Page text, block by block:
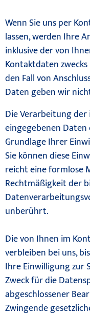
Wenn Sie uns per
lassen, werden Ihre
inklusive der von
Kontaktdaten
den Fall von
Daten geben wir
Die Verarbeitung
eingegebenen
Grundlage Ihrer
Sie können diese
reicht eine formlose
Rechtmäßigkeit der
unberührt.
Die von Ihnen im
verbleiben bei uns,
Ihre Einwilligung zur
Zweck für die
abgeschlossener
Zwingende